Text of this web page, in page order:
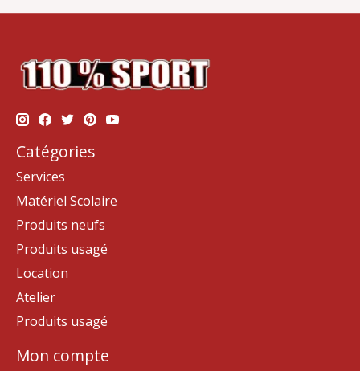
Catégories
Services
Matériel Scolaire
Produits neufs
Produits usagé
Location
Atelier
Produits usagé
Mon compte